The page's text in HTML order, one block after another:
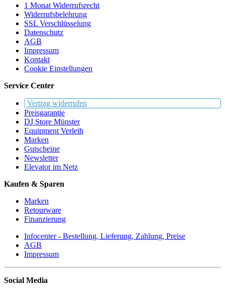
1 Monat Widerrufsrecht
Widerrufsbelehrung
SSL Verschlüsselung
Datenschutz
AGB
Impressum
Kontakt
Cookie Einstellungen
Service Center
Vertrag widerrufen
Preisgarantie
DJ Store Münster
Equipment Verleih
Marken
Gutscheine
Newsletter
Elevator im Netz
Kaufen & Sparen
Marken
Retourware
Finanzierung
Infocenter - Bestellung, Lieferung, Zahlung, Preise
AGB
Impressum
Social Media